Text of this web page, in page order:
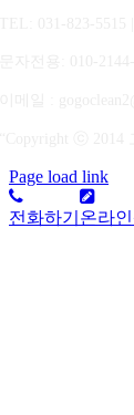
Page load link
전화하기 온라